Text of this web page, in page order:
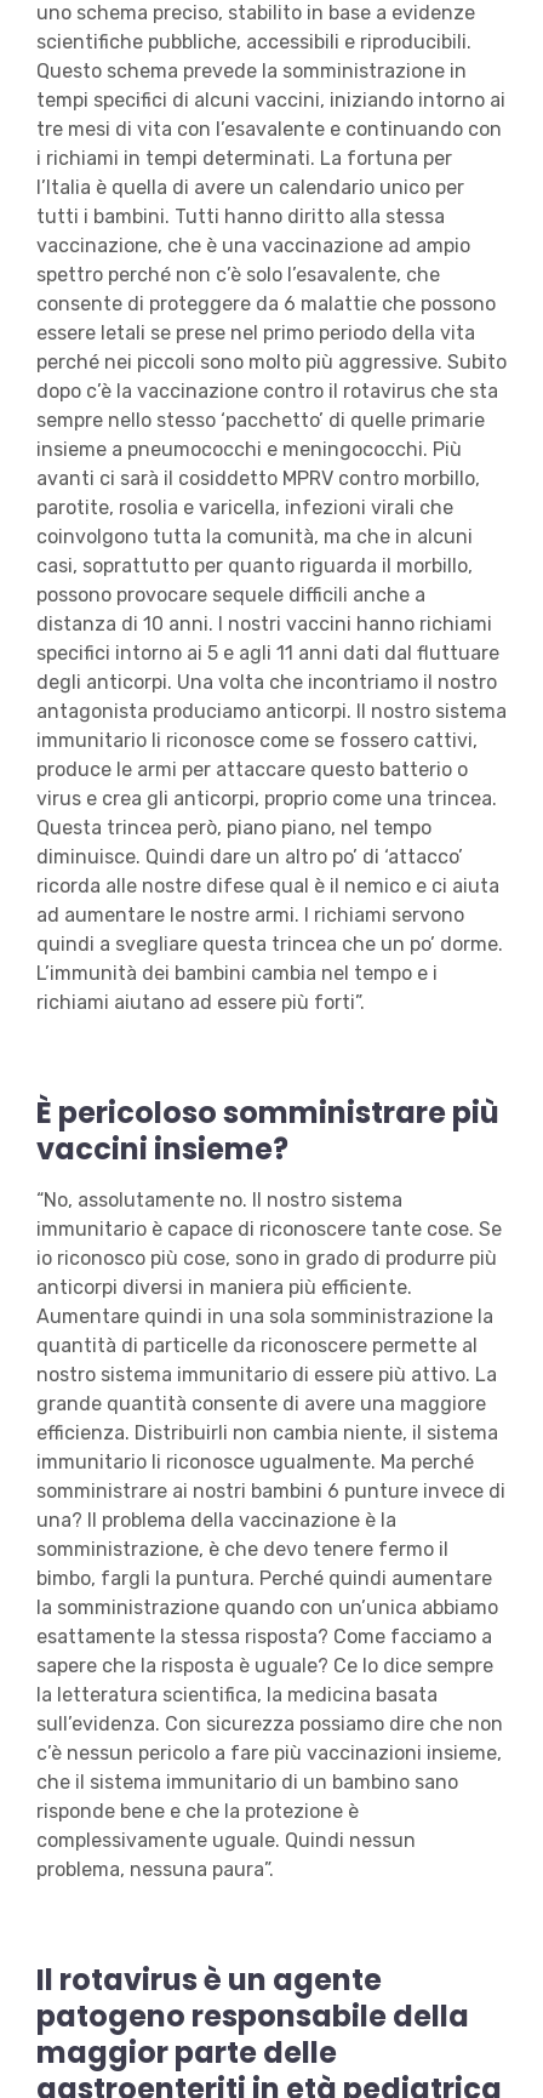
uno schema preciso, stabilito in base a evidenze
scientifiche pubbliche, accessibili e riproducibili.
Questo schema prevede la somministrazione in
tempi specifici di alcuni vaccini, iniziando intorno ai
tre mesi di vita con l’esavalente e continuando con
i richiami in tempi determinati. La fortuna per
l’Italia è quella di avere un calendario unico per
tutti i bambini. Tutti hanno diritto alla stessa
vaccinazione, che è una vaccinazione ad ampio
spettro perché non c’è solo l’esavalente, che
consente di proteggere da 6 malattie che possono
essere letali se prese nel primo periodo della vita
perché nei piccoli sono molto più aggressive. Subito
dopo c’è la vaccinazione contro il rotavirus che sta
sempre nello stesso ‘pacchetto’ di quelle primarie
insieme a pneumococchi e meningococchi. Più
avanti ci sarà il cosiddetto MPRV contro morbillo,
parotite, rosolia e varicella, infezioni virali che
coinvolgono tutta la comunità, ma che in alcuni
casi, soprattutto per quanto riguarda il morbillo,
possono provocare sequele difficili anche a
distanza di 10 anni. I nostri vaccini hanno richiami
specifici intorno ai 5 e agli 11 anni dati dal fluttuare
degli anticorpi. Una volta che incontriamo il nostro
antagonista produciamo anticorpi. Il nostro sistema
immunitario li riconosce come se fossero cattivi,
produce le armi per attaccare questo batterio o
virus e crea gli anticorpi, proprio come una trincea.
Questa trincea però, piano piano, nel tempo
diminuisce. Quindi dare un altro po’ di ‘attacco’
ricorda alle nostre difese qual è il nemico e ci aiuta
ad aumentare le nostre armi. I richiami servono
quindi a svegliare questa trincea che un po’ dorme.
L’immunità dei bambini cambia nel tempo e i
richiami aiutano ad essere più forti”.
È pericoloso somministrare più
vaccini insieme?
“No, assolutamente no. Il nostro sistema
immunitario è capace di riconoscere tante cose. Se
io riconosco più cose, sono in grado di produrre più
anticorpi diversi in maniera più efficiente.
Aumentare quindi in una sola somministrazione la
quantità di particelle da riconoscere permette al
nostro sistema immunitario di essere più attivo. La
grande quantità consente di avere una maggiore
efficienza. Distribuirli non cambia niente, il sistema
immunitario li riconosce ugualmente. Ma perché
somministrare ai nostri bambini 6 punture invece di
una? Il problema della vaccinazione è la
somministrazione, è che devo tenere fermo il
bimbo, fargli la puntura. Perché quindi aumentare
la somministrazione quando con un’unica abbiamo
esattamente la stessa risposta? Come facciamo a
sapere che la risposta è uguale? Ce lo dice sempre
la letteratura scientifica, la medicina basata
sull’evidenza. Con sicurezza possiamo dire che non
c’è nessun pericolo a fare più vaccinazioni insieme,
che il sistema immunitario di un bambino sano
risponde bene e che la protezione è
complessivamente uguale. Quindi nessun
problema, nessuna paura”.
Il rotavirus è un agente
patogeno responsabile della
maggior parte delle
gastroenteriti in età pediatrica